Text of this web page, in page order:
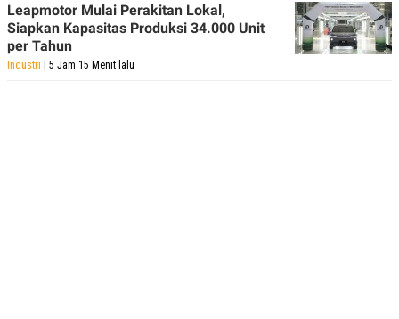
Leapmotor Mulai Perakitan Lokal,
Siapkan Kapasitas Produksi 34.000 Unit
per Tahun
Industri | 5 Jam 15 Menit lalu